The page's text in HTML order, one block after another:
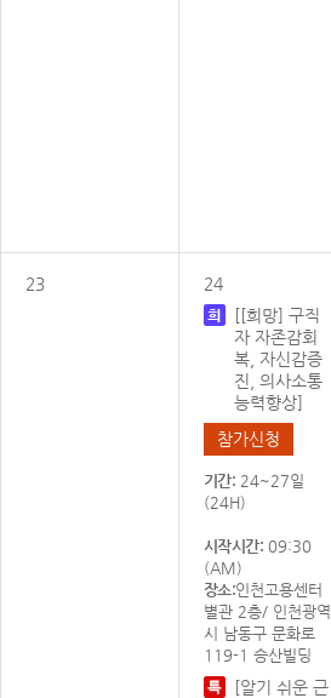
23
24
[[희망] 구직
자 자존감회
복, 자신감증
진, 의사소통
능력향상]
참가신청
기간: 24~27일
(24H)
시작시간: 09:30
(AM)
장소:인천고용센터
별관 2층/ 인천광역
시 남동구 문화로
119-1 승산빌딩
[알기 쉬운 근